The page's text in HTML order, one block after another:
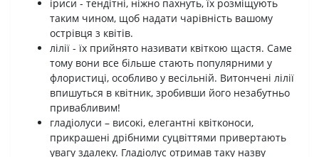
іриси - тендітні, ніжно пахнуть, їх розміщують
таким чином, щоб надати чарівність вашому
острівця з квітів.
лілії - їх прийнято називати квіткою щастя. Саме
тому вони все більше стають популярними у
флористиці, особливо у весільній. Витончені лілії
впишуться в квітник, зробивши його незабутньо
привабливим!
гладіолуси – високі, елегантні квітконоси,
прикрашені дрібними суцвіттями привертають
увагу здалеку. Гладіолус отримав таку назву